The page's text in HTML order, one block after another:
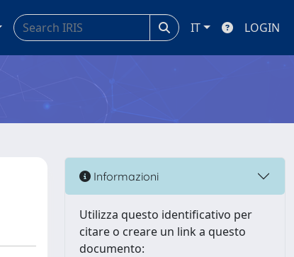
IT LOGIN
Informazioni
Utilizza questo identificativo per
citare o creare un link a questo
documento: